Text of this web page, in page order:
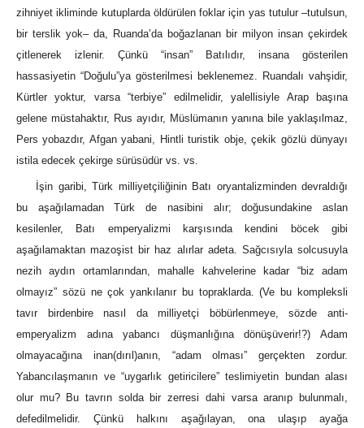
zihniyet ikliminde kutuplarda öldürülen foklar için yas tutulur –tutulsun,
bir terslik yok– da, Ruanda’da boğazlanan bir milyon insan çekirdek
çitlenerek izlenir. Çünkü “insan” Batılıdır, insana gösterilen
hassasiyetin “Doğulu”ya gösterilmesi beklenemez. Ruandalı vahşidir,
Kürtler yoktur, varsa “terbiye” edilmelidir, yalellisiyle Arap başına
gelene müstahaktır, Rus ayıdır, Müslümanın yanına bile yaklaşılmaz,
Pers yobazdır, Afgan yabani, Hintli turistik obje, çekik gözlü dünyayı
istila edecek çekirge sürüsüdür vs. vs.
İşin garibi, Türk milliyetçiliğinin Batı oryantalizminden devraldığı
bu aşağılamadan Türk de nasibini alır; doğusundakine aslan
kesilenler, Batı emperyalizmi karşısında kendini böcek gibi
aşağılamaktan mazoşist bir haz alırlar adeta. Sağcısıyla solcusuyla
nezih aydın ortamlarından, mahalle kahvelerine kadar “biz adam
olmayız” sözü ne çok yankılanır bu topraklarda. (Ve bu kompleksli
tavır birdenbire nasıl da milliyetçi böbürlenmeye, sözde anti-
emperyalizm adına yabancı düşmanlığına dönüşüverir!?) Adam
olmayacağına inan(dırıl)anın, “adam olması” gerçekten zordur.
Yabancılaşmanın ve “uygarlık getiricilere” teslimiyetin bundan alası
olur mu? Bu tavrın solda bir zerresi dahi varsa aranıp bulunmalı,
defedilmelidir. Çünkü halkını aşağılayan, ona ulaşıp ayağa